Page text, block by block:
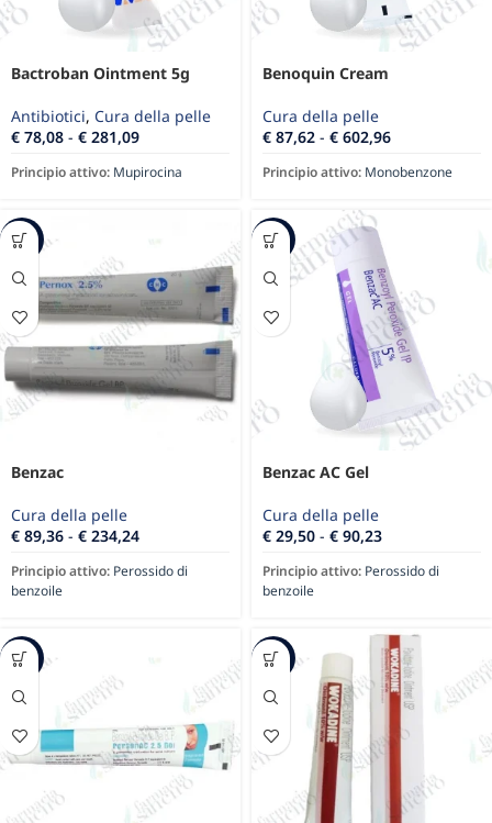
Bactroban Ointment 5g
Antibiotici, Cura della pelle
€ 78,08 - € 281,09
Principio attivo: Mupirocina
Benoquin Cream
Cura della pelle
€ 87,62 - € 602,96
Principio attivo: Monobenzone
-22%
Benzac
Cura della pelle
€ 89,36 - € 234,24
Principio attivo: Perossido di
benzoile
-32%
Benzac AC Gel
Cura della pelle
€ 29,50 - € 90,23
Principio attivo: Perossido di
benzoile
-54% -43%